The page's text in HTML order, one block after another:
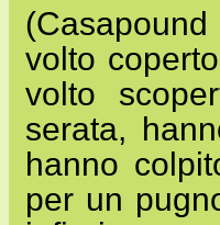
volto
volto
serata,
hanno
per un